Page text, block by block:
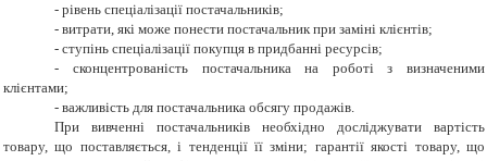
- рівень спеціалізації постачальників;
- витрати, які може понести постачальник при заміні клієнтів;
- ступінь спеціалізації покупця в придбанні ресурсів;
- сконцентрованість постачальника на роботі з визначеними
клієнтами;
- важливість для постачальника обсягу продажів.
При вивченні постачальників необхідно досліджувати вартість
товару, що поставляється, і тенденції її зміни; гарантії якості товару, що